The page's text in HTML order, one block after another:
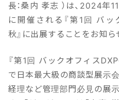
長：桑内 孝志 ）は、2024年
に開催される『第1回 バッ
秋』に出展することをお知ら
『第1回 バックオフィス
で日本最大級の商談型展示会
経理など管理部門必見の展